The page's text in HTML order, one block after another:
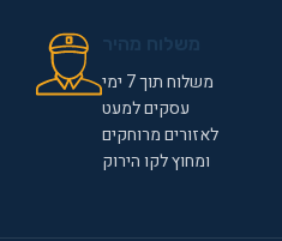
משלוח תוך 7 ימי
עסקים למעט
לאזורים מרוחקים
ומחוץ לקו הירוק